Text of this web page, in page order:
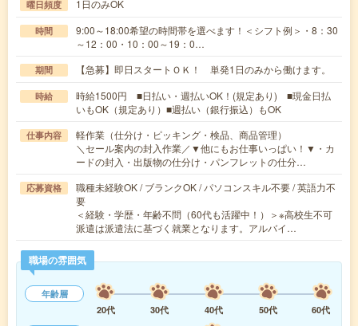
曜日頻度 1日のみOK
時間
9:00～18:00希望の時間帯を選べます！＜シフト例＞・8：30
～12：00・10：00～19：0…
期間 【急募】即日スタートＯＫ！ 単発1日のみから働けます。
時給
時給1500円 ■日払い・週払いOK！(規定あり) ■現金日払
いもOK（規定あり）■週払い（銀行振込）もOK
仕事内容
軽作業（仕分け・ピッキング・検品、商品管理）
＼セール案内の封入作業／▼他にもお仕事いっぱい！▼・カ
ードの封入・出版物の仕分け・パンフレットの仕分…
応募資格
職種未経験OK / ブランクOK / パソコンスキル不要 / 英語力不
要
＜経験・学歴・年齢不問（60代も活躍中！）＞※高校生不可
派遣は派遣法に基づく就業となります。アルバイ…
職場の雰囲気
年齢層
20代
30代 40代 50代
60代